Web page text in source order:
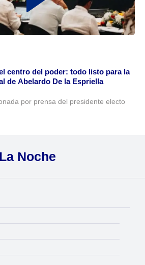
centro del poder: todo listo para la
de Abelardo De la Espriella
por prensa del presidente electo
Noche